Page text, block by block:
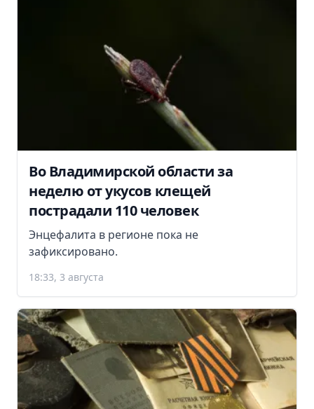
Во Владимирской области за
неделю от укусов клещей
пострадали 110 человек
Энцефалита в регионе пока не
зафиксировано.
18:33, 3 августа